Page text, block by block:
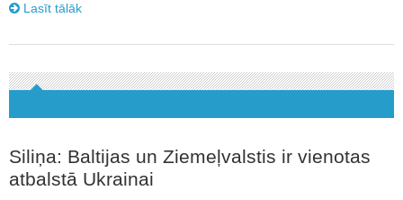
Lasīt tālāk
Siliņa: Baltijas un Ziemeļvalstis ir vienotas
atbalstā Ukrainai